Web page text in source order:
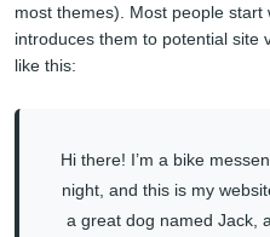
most themes). Most people start
introduces them to potential site
like this:
Hi there! I’m a bike
night, and this is my
a great dog named Jack,